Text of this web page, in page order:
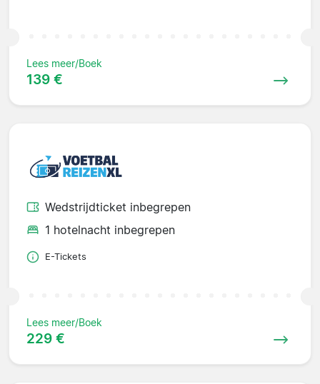
Lees meer/Boek
139 €
Wedstrijdticket inbegrepen
1 hotelnacht inbegrepen
E-Tickets
Lees meer/Boek
229 €